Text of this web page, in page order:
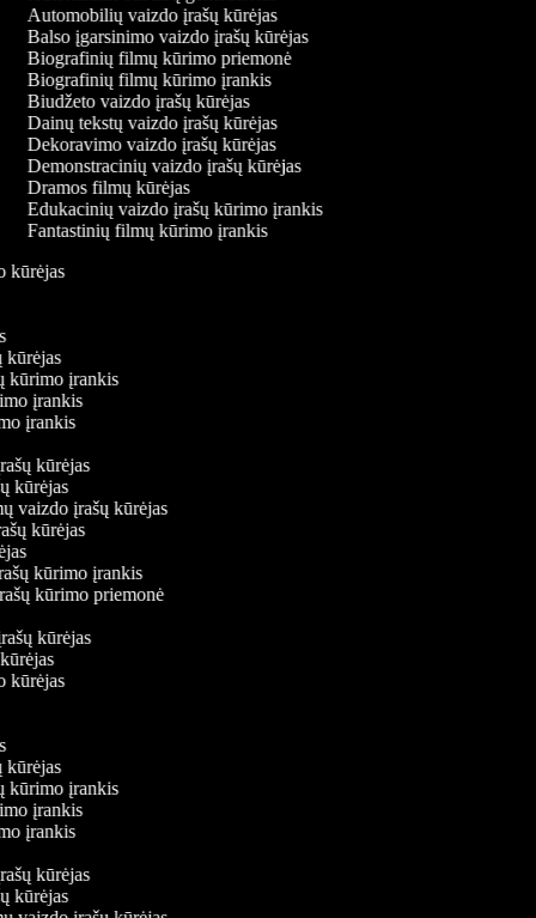
Automobilių vaizdo įrašų kūrėjas
Balso įgarsinimo vaizdo įrašų kūrėjas
Biografinių filmų kūrimo priemonė
Biografinių filmų kūrimo įrankis
Biudžeto vaizdo įrašų kūrėjas
Dainų tekstų vaizdo įrašų kūrėjas
Dekoravimo vaizdo įrašų kūrėjas
Demonstracinių vaizdo įrašų kūrėjas
Dramos filmų kūrėjas
Edukacinių vaizdo įrašų kūrimo įrankis
Fantastinių filmų kūrimo įrankis
kūrėjas
kūrėjas
kūrimo įrankis
įrankis
įrankis
kūrėjas
kūrėjas
vaizdo įrašų kūrėjas
kūrėjas
kūrimo įrankis
kūrimo priemonė
kūrėjas
kūrėjas
kūrėjas
kūrimo įrankis
įrankis
įrankis
kūrėjas
kūrėjas